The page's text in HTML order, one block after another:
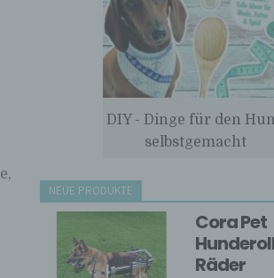
DIY - Dinge für den
selbstgemacht
NEUE PRODUKTE
Cora Pet
Räder